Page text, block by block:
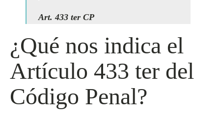
Art. 433 ter CP
¿Qué nos indica el
Artículo 433 ter del
Código Penal?